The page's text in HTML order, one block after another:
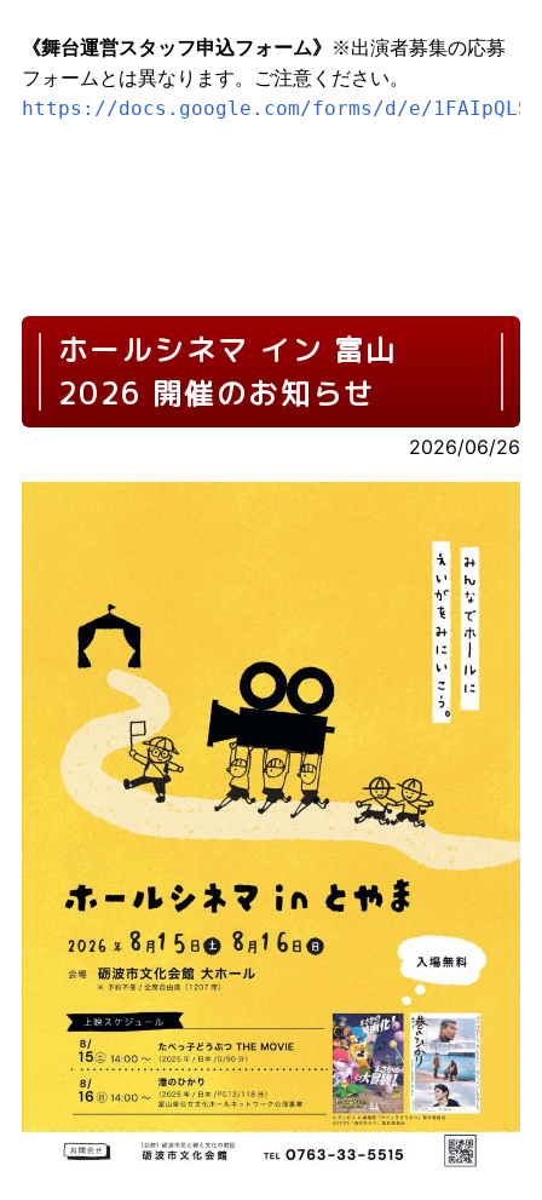
《舞台運営スタッフ申込フォーム》 ※出演者募集の応募
フォームとは異なります。ご注意ください。
https://docs.google.com/forms/d/e/
ホールシネマ イン 富山
2026 開催のお知らせ
2026/06/26